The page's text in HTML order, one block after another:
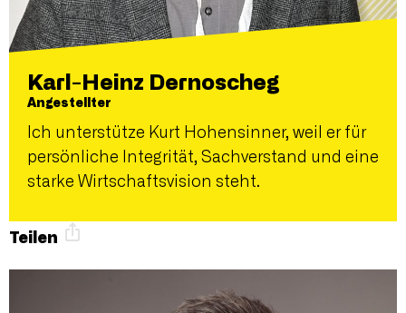
Karl-Heinz Dernoscheg
Angestellter
Ich unterstütze Kurt Hohensinner, weil er für
persönliche Integrität, Sachverstand und eine
starke Wirtschaftsvision steht.
Teilen